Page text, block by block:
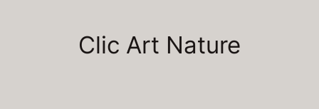
Clic Art Nature